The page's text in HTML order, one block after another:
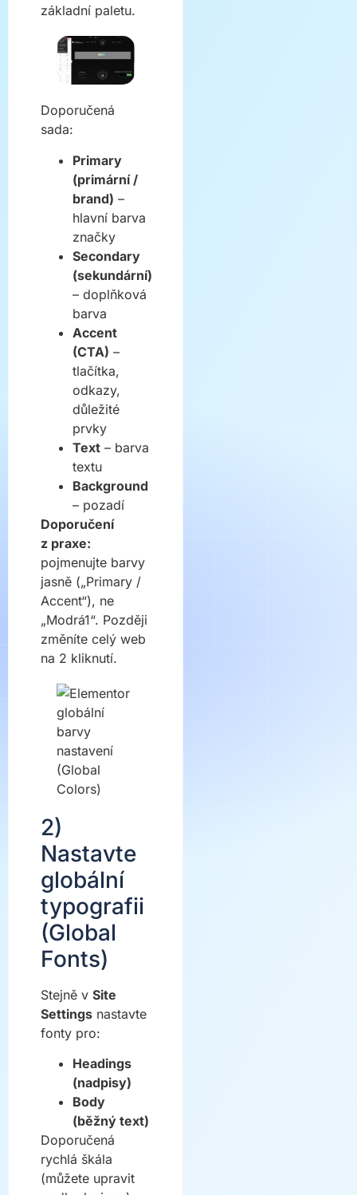
základní paletu.
Doporučená
sada:
Primary
(primární /
brand) –
hlavní barva
značky
Secondary
(sekundární)
– doplňková
barva
Accent
(CTA) –
tlačítka,
odkazy,
důležité
prvky
Text – barva
textu
Background
– pozadí
Doporučení
z praxe:
pojmenujte barvy
jasně („Primary /
Accent“), ne
„Modrá1“. Později
změníte celý web
na 2 kliknutí.
2)
Nastavte
globální
typografii
(Global
Fonts)
Stejně v Site
Settings nastavte
fonty pro:
Headings
(nadpisy)
Body
(běžný text)
Doporučená
rychlá škála
(můžete upravit